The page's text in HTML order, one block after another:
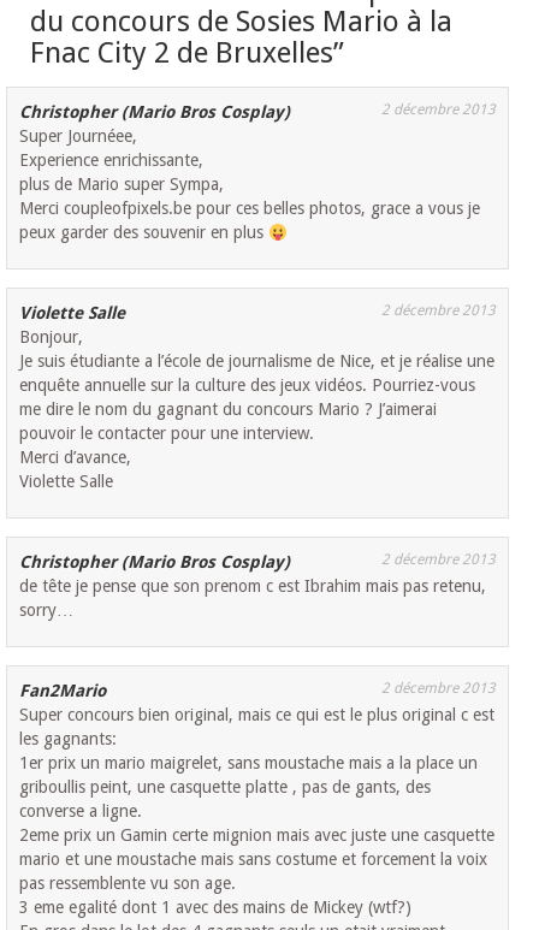
du concours de Sosies Mario à la
Fnac City 2 de Bruxelles”
Christopher (Mario Bros Cosplay) 2 décembre 2013
Super Journéee,
Experience enrichissante,
plus de Mario super Sympa,
Merci coupleofpixels.be pour ces belles photos, grace a vous je
peux garder des souvenir en plus
Violette Salle 2 décembre 2013
Bonjour,
Je suis étudiante a l’école de journalisme de Nice, et je réalise une
enquête annuelle sur la culture des jeux vidéos. Pourriez-vous
me dire le nom du gagnant du concours Mario ? J’aimerai
pouvoir le contacter pour une interview.
Merci d’avance,
Violette Salle
Christopher (Mario Bros Cosplay) 2 décembre 2013
de tête je pense que son prenom c est Ibrahim mais pas retenu,
sorry…
Fan2Mario 2 décembre 2013
Super concours bien original, mais ce qui est le plus original c est
les gagnants:
1er prix un mario maigrelet, sans moustache mais a la place un
griboullis peint, une casquette platte , pas de gants, des
converse a ligne.
2eme prix un Gamin certe mignion mais avec juste une casquette
mario et une moustache mais sans costume et forcement la voix
pas ressemblente vu son age.
3 eme egalité dont 1 avec des mains de Mickey (wtf?)